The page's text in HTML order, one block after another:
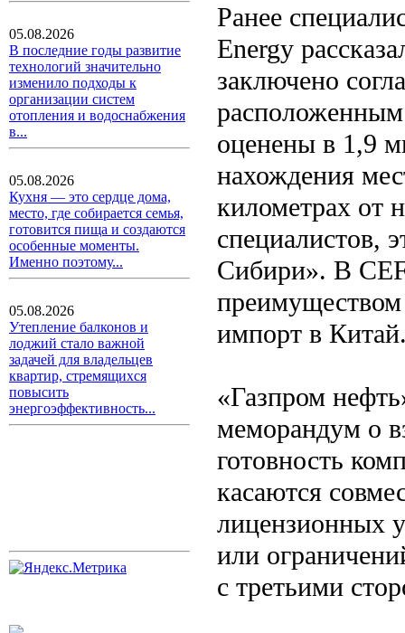
05.08.2026
В последние годы развитие
технологий значительно
изменило подходы к
организации систем
отопления и водоснабжения
в...
05.08.2026
Кухня — это сердце дома,
место, где собирается семья,
готовится пища и создаются
особенные моменты.
Именно поэтому...
05.08.2026
Утепление балконов и
лоджий стало важной
задачей для владельцев
квартир, стремящихся
повысить
энергоэффективность...
Ранее
Energy
заключено
оценены в 1,9
нахождения
километрах от
специалистов,
Сибири». В
преимуществом
импорт в
«Газпром
меморандум о
готовность
касаются
лицензионных
или
с третьими